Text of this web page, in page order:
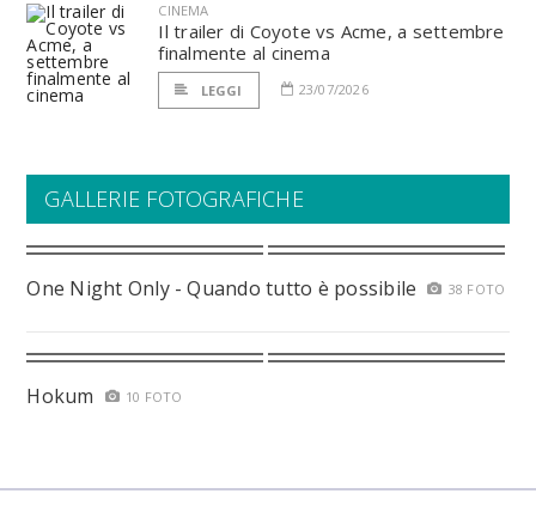
CINEMA
Il trailer di Coyote vs Acme, a settembre
finalmente al cinema
LEGGI 23/07/2026
GALLERIE FOTOGRAFICHE
One Night Only - Quando tutto è possibile 38 FOTO
Hokum 10 FOTO